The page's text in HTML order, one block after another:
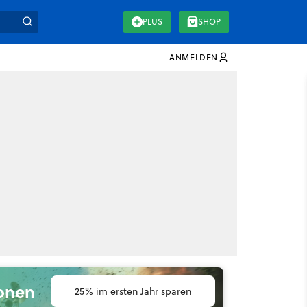
PLUS SHOP
ANMELDEN
25% im ersten Jahr sparen